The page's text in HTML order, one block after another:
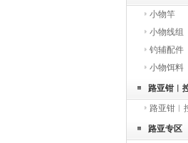
小物竿
小物线组
钓辅配件
小物饵料
路亚钳︱
路亚钳︱
路亚专区